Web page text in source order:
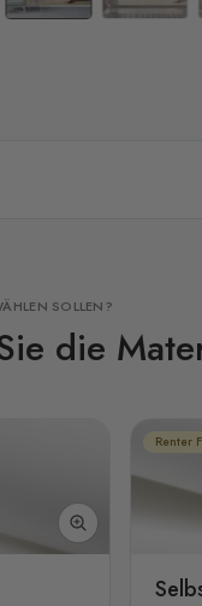
SOLLEN?
die
Renter